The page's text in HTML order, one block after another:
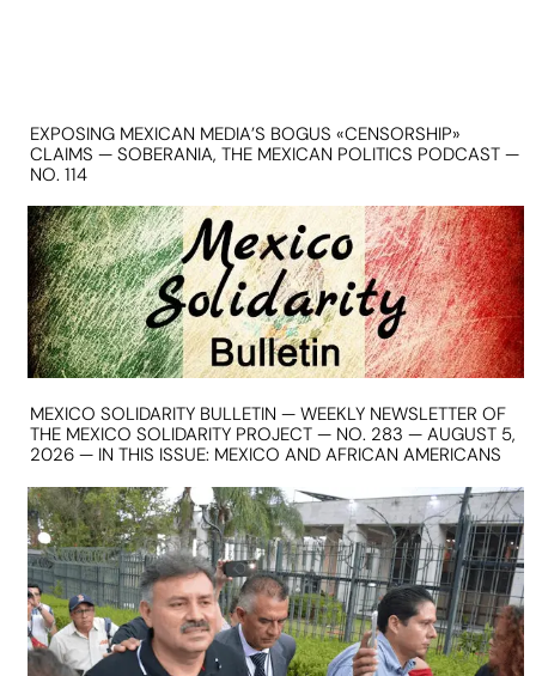
EXPOSING MEXICAN MEDIA’S BOGUS «CENSORSHIP»
CLAIMS — SOBERANIA, THE MEXICAN POLITICS PODCAST —
NO. 114
MEXICO SOLIDARITY BULLETIN — WEEKLY NEWSLETTER OF
THE MEXICO SOLIDARITY PROJECT — NO. 283 — AUGUST 5,
2026 — IN THIS ISSUE: MEXICO AND AFRICAN AMERICANS